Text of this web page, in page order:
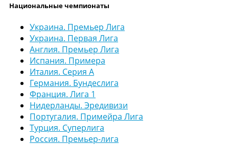
Национальные чемпионаты
Украина. Премьер Лига
Украина. Первая Лига
Англия. Премьер Лига
Испания. Примера
Италия. Серия А
Германия. Бундеслига
Франция. Лига 1
Нидерланды. Эредивизи
Португалия. Примейра Лига
Турция. Суперлига
Россия. Премьер-лига